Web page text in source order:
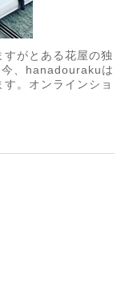
がとある花屋の独
、hanadourakuは
。オンラインショ